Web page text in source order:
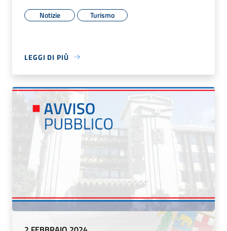
Notizie Turismo
LEGGI DI PIÙ